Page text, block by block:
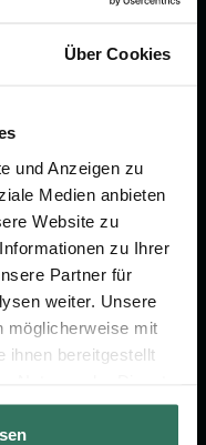
Über Cookies
und Anzeigen zu
Medien anbieten
Website zu
zu Ihrer
Partner für
weiter. Unsere
möglicherweise mit
ihnen bereitgestellt
rund